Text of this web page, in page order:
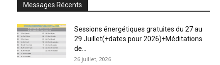
Messages Récents
Sessions énergétiques gratuites du 27 au
29 Juillet(+dates pour 2026)+Méditations
de...
26 juillet, 2026